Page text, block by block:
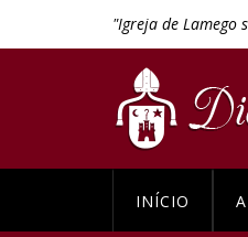
"Igreja de Lamego
INÍCIO